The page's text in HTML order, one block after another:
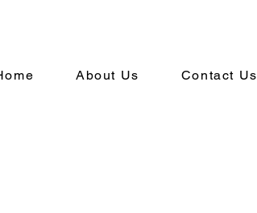
About Us Contact Us